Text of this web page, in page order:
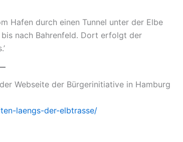
Hafen durch einen Tunnel unter der Elbe
nach Bahrenfeld. Dort erfolgt der
Webseite der Bürgerinitiative in Hamburg
laengs-der-elbtrasse/